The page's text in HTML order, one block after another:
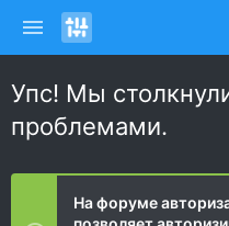
Упс! Мы
проблемами.
На форуме